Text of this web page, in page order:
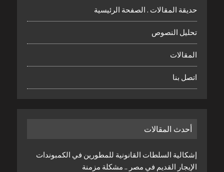
حديقة المقالات . الصفحة الرئيسية
تحليل النصوص
المقالات
اتصل بنا
أحدث المقالات
إشكالية السلطات القانونية للمطورين في الكمبوندات
الإيجار القديم في مصر .. مشكلة مزمنة